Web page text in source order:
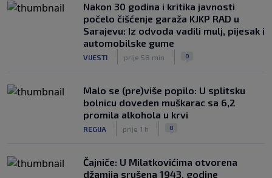
Nakon 30 godina i kritika javnosti
počelo čišćenje garaža KJKP RAD u
Sarajevu: Iz odvoda vadili mulj, pijesak i
automobilske gume
VIJESTI prije 58 min 0
Malo se (pre)više popilo: U splitsku
bolnicu doveden muškarac sa 6,2
promila alkohola u krvi
REGIJA prije 1 h 0
Čajniče: U Milatkovićima otvorena
džamija srušena 1943. godine